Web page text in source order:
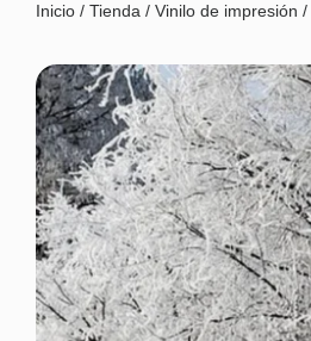
Inicio / Tienda / Vinilo de impresión /